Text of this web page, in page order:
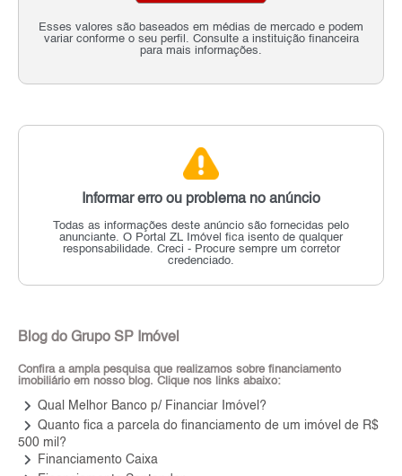
Esses valores são baseados em médias de mercado e podem
variar conforme o seu perfil. Consulte a instituição financeira
para mais informações.
Informar erro ou problema no anúncio
Todas as informações deste anúncio são fornecidas pelo
anunciante. O Portal ZL Imóvel fica isento de qualquer
responsabilidade. Creci - Procure sempre um corretor
credenciado.
Blog do Grupo SP Imóvel
Confira a ampla pesquisa que realizamos sobre financiamento
imobiliário em nosso blog. Clique nos links abaixo:
keyboard_arrow_right Qual Melhor Banco p/ Financiar Imóvel?
keyboard_arrow_right Quanto fica a parcela do financiamento de um imóvel de R$
500 mil?
keyboard_arrow_right Financiamento Caixa